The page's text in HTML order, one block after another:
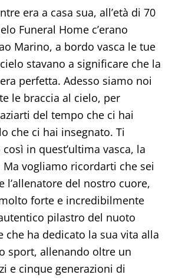
era a casa sua, all’età di 70
Funeral Home c’erano
Marino, a bordo vasca le tue
stavano a significare che la
perfetta. Adesso siamo noi
le braccia al cielo, per
del tempo che ci hai
che ci hai insegnato. Ti
in quest’ultima vasca, la
vogliamo ricordarti che sei
l’allenatore del nostro cuore,
forte e incredibilmente
pilastro del nuoto
che ha dedicato la sua vita alla
sport, allenando oltre un
e cinque generazioni di